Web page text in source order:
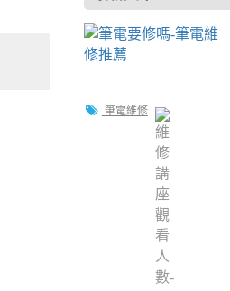
筆電維修